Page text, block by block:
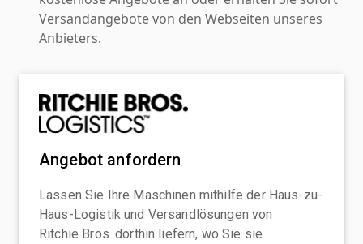
Versandangebote von den Webseiten unseres
Anbieters.
Angebot anfordern
Lassen Sie Ihre Maschinen mithilfe der Haus-zu-
Haus-Logistik und Versandlösungen von
Ritchie Bros. dorthin liefern, wo Sie sie